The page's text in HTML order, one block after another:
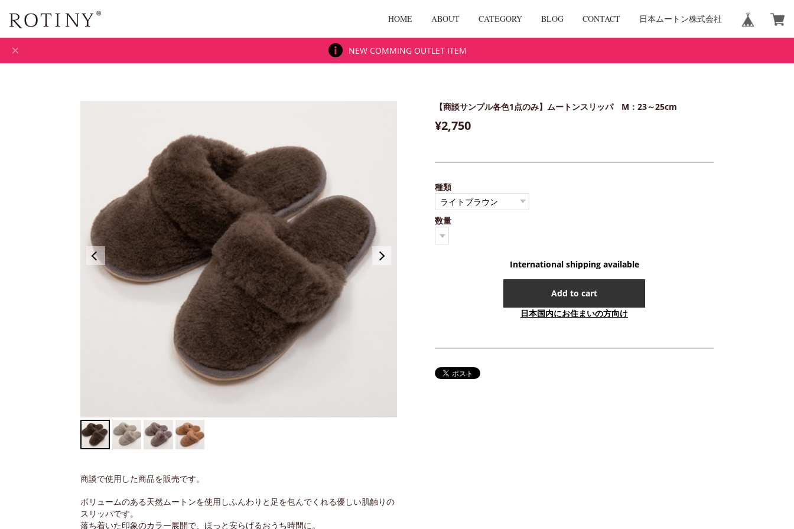
HOME ABOUT CATEGORY BLOG CONTACT 日本ムートン株式会社
NEW COMMING OUTLET ITEM
商談で使用した商品を販売です。
ボリュームのある天然ムートンを使用しふんわりと足を包んでくれる優しい肌触りの
スリッパです。
落ち着いた印象のカラー展開で、ほっと安らげるおうち時間に。
【商談サンプル各色1点のみ】ムートンスリッパ M：23～25cm
¥2,750
種類
数量
International shipping available
Add to cart
日本国内にお住まいの方向け